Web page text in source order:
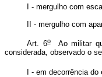
I - mergulho com
II - mergulho com
Art. 6oAo militar
considerada, observado o
I - em decorrência